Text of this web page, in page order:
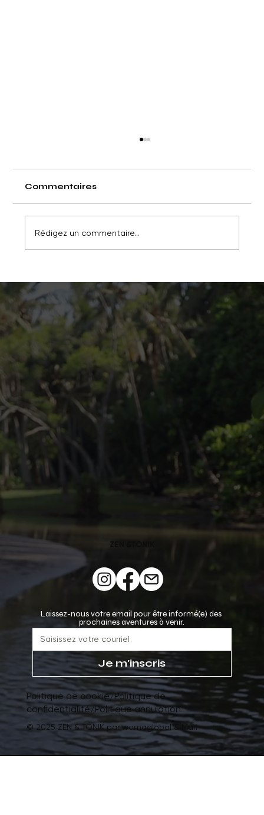
autant de bien?
Commentaires
Rédigez un commentaire...
Laissez-nous votre email pour être informé(e) des
prochaines aventures à venir.
Je m'inscris
Politique de cookie/Politique de
confidentialité/Politique annulation
© 2025 ZEN & TONIK par womaglobal & Mari